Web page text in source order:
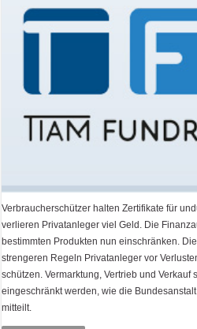
Verbraucherschützer halten Zertifikate für
verlieren Privatanleger viel Geld. Die
bestimmten Produkten nun einschränken.
strengeren Regeln Privatanleger vor
schützen. Vermarktung, Vertrieb und
eingeschränkt werden, wie die
mitteilt.